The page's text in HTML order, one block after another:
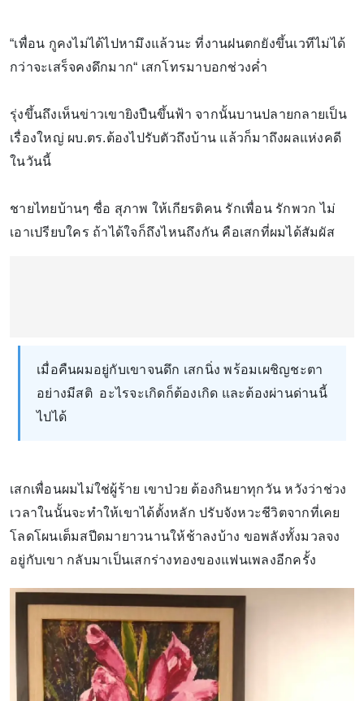
“เพื่อน กูคงไม่ได้ไปหามึงแล้วนะ ที่งานฝนตกยังขึ้นเวทีไม่ได้
กว่าจะเสร็จคงดึกมาก“ เสกโทรมาบอกช่วงค่ำ
รุ่งขึ้นถึงเห็นข่าวเขายิงปืนขึ้นฟ้า จากนั้นบานปลายกลายเป็น
เรื่องใหญ่ ผบ.ตร.ต้องไปรับตัวถึงบ้าน แล้วก็มาถึงผลแห่งคดี
ในวันนี้
ชายไทยบ้านๆ ซื่อ สุภาพ ให้เกียรติคน รักเพื่อน รักพวก ไม่
เอาเปรียบใคร ถ้าได้ใจก็ถึงไหนถึงกัน คือเสกที่ผมได้สัมผัส
เมื่อคืนผมอยู่กับเขาจนดึก เสกนิ่ง พร้อมเผชิญชะตา
อย่างมีสติ อะไรจะเกิดก็ต้องเกิด และต้องผ่านด่านนี้
ไปได้
เสกเพื่อนผมไม่ใช่ผู้ร้าย เขาป่วย ต้องกินยาทุกวัน หวังว่าช่วง
เวลาในนั้นจะทำให้เขาได้ตั้งหลัก ปรับจังหวะชีวิตจากที่เคย
โลดโผนเต็มสปีดมายาวนานให้ช้าลงบ้าง ขอพลังทั้งมวลจง
อยู่กับเขา กลับมาเป็นเสกร่างทองของแฟนเพลงอีกครั้ง